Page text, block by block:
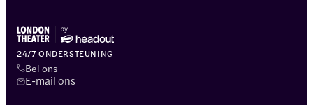
24/7 ONDERSTEUNING
Bel ons
E-mail ons